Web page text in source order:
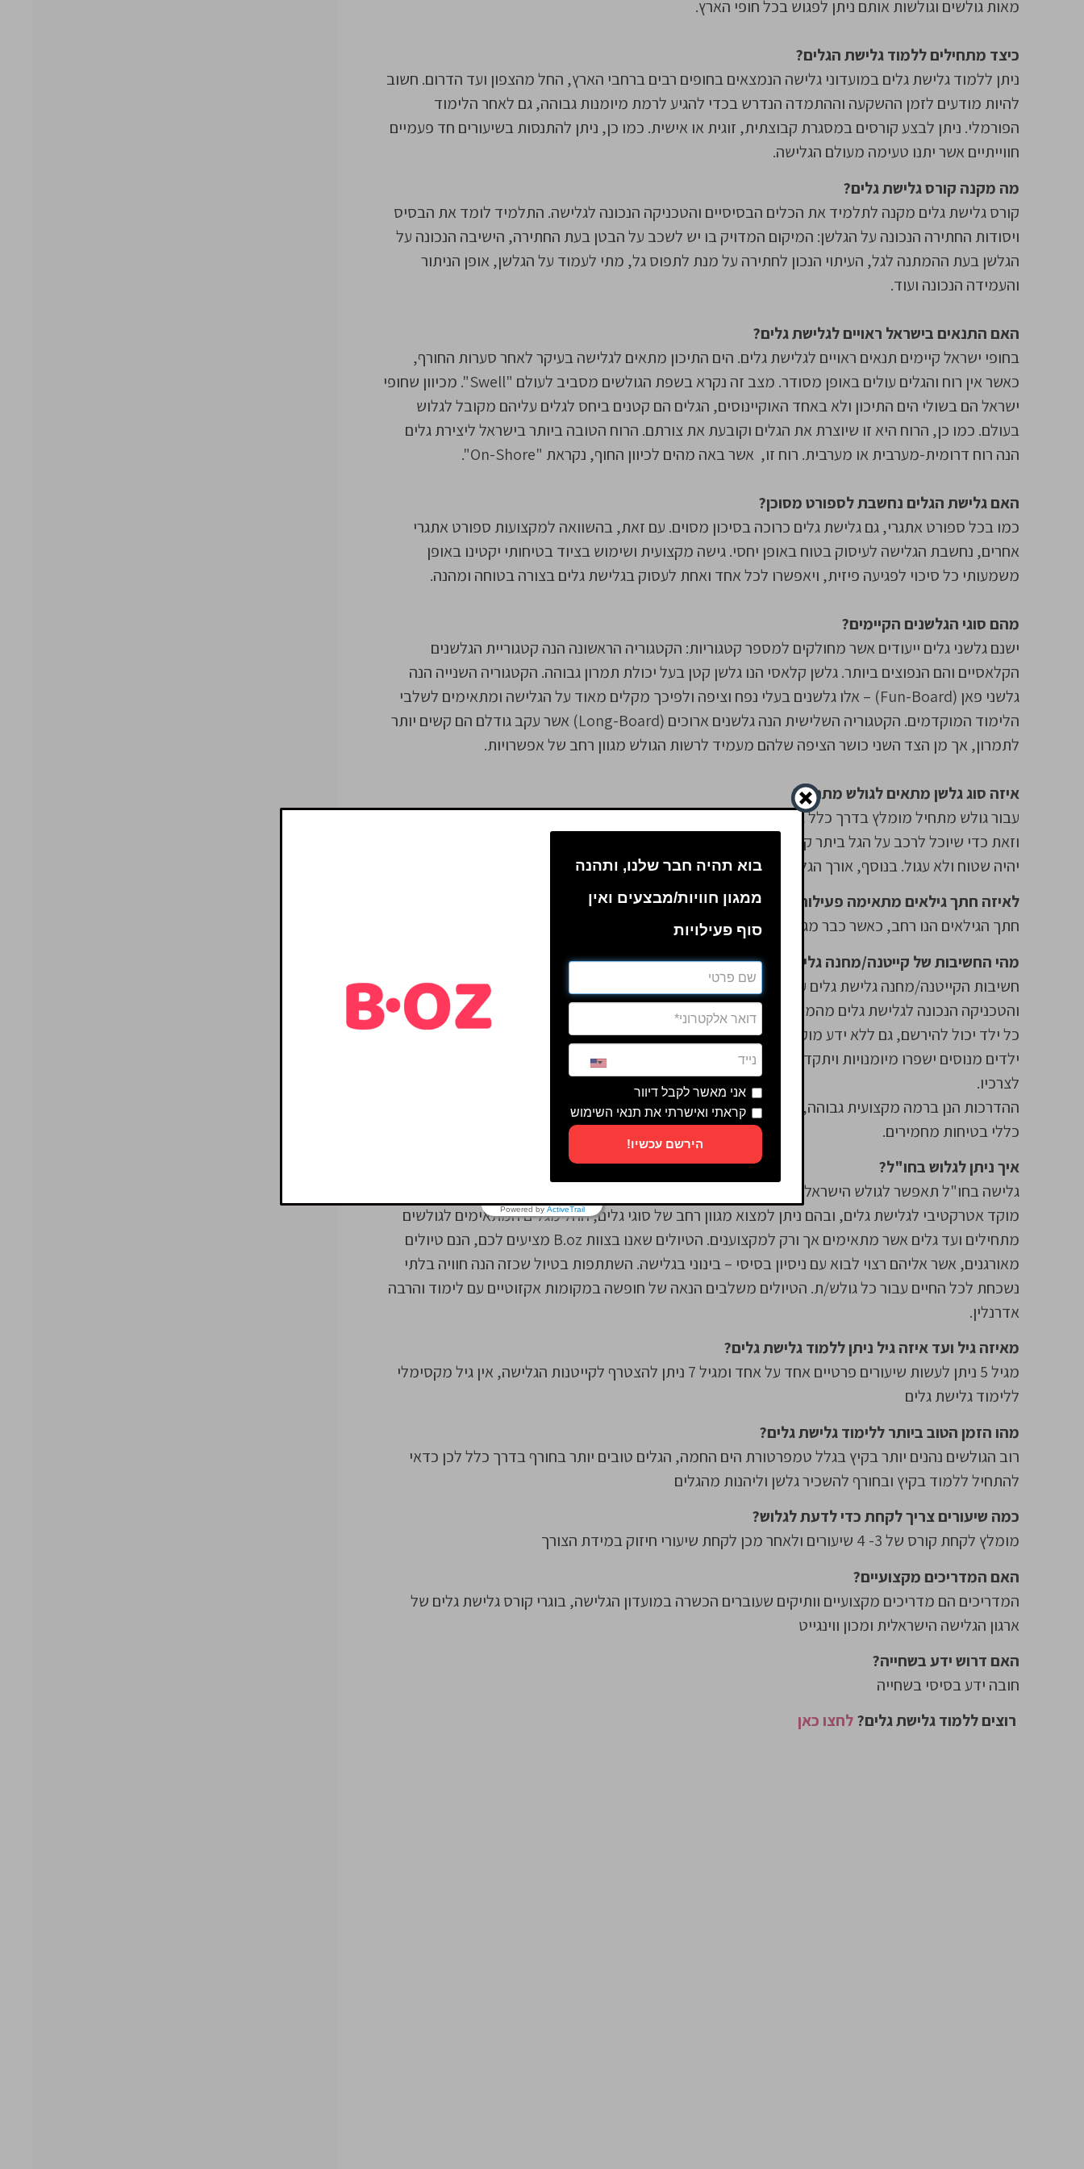
מאות גולשים וגולשות אותם ניתן לפגוש בכל חופי הארץ.
כיצד מתחילים ללמוד גלישת הגלים?
ניתן ללמוד גלישת גלים במועדוני גלישה הנמצאים בחופים רבים ברחבי הארץ, החל מהצפון ועד הדרום. חשוב
להיות מודעים לזמן ההשקעה וההתמדה הנדרש בכדי להגיע לרמת מיומנות גבוהה, גם לאחר הלימוד
הפורמלי. ניתן לבצע קורסים במסגרת קבוצתית, זוגית או אישית. כמו כן, ניתן להתנסות בשיעורים חד פעמיים
חווייתיים אשר יתנו טעימה מעולם הגלישה.
מה מקנה קורס גלישת גלים?
קורס גלישת גלים מקנה לתלמיד את הכלים הבסיסיים והטכניקה הנכונה לגלישה. התלמיד לומד את הבסיס
ויסודות החתירה הנכונה על הגלשן: המיקום המדויק בו יש לשכב על הבטן בעת החתירה, הישיבה הנכונה על
הגלשן בעת ההמתנה לגל, העיתוי הנכון לחתירה על מנת לתפוס גל, מתי לעמוד על הגלשן, אופן הניתור
והעמידה הנכונה ועוד.
האם התנאים בישראל ראויים לגלישת גלים?
בחופי ישראל קיימים תנאים ראויים לגלישת גלים. הים התיכון מתאים לגלישה בעיקר לאחר סערות החורף,
כאשר אין רוח והגלים עולים באופן מסודר. מצב זה נקרא בשפת הגולשים מסביב לעולם "Swell". מכיוון שחופי
ישראל הם בשולי הים התיכון ולא באחד האוקיינוסים, הגלים הם קטנים ביחס לגלים עליהם מקובל לגלוש
בעולם. כמו כן, הרוח היא זו שיוצרת את הגלים וקובעת את צורתם. הרוח הטובה ביותר בישראל ליצירת גלים
הנה רוח דרומית-מערבית או מערבית. רוח זו, אשר באה מהים לכיוון החוף, נקראת "On-Shore".
האם גלישת הגלים נחשבת לספורט מסוכן?
כמו בכל ספורט אתגרי, גם גלישת גלים כרוכה בסיכון מסוים. עם זאת, בהשוואה למקצועות ספורט אתגרי
אחרים, נחשבת הגלישה לעיסוק בטוח באופן יחסי. גישה מקצועית ושימוש בציוד בטיחותי יקטינו באופן
משמעותי כל סיכוי לפגיעה פיזית, ויאפשרו לכל אחד ואחת לעסוק בגלישת גלים בצורה בטוחה ומהנה.
מהם סוגי הגלשנים הקיימים?
ישנם גלשני גלים ייעודים אשר מחולקים למספר קטגוריות: הקטגוריה הראשונה הנה קטגוריית הגלשנים
הקלאסיים והם הנפוצים ביותר. גלשן קלאסי הנו גלשן קטן בעל יכולת תמרון גבוהה. הקטגוריה השנייה הנה
גלשני פאן (Fun-Board) – אלו גלשנים בעלי נפח וציפה ולפיכך מקלים מאוד על הגלישה ומתאימים לשלבי
הלימוד המוקדמים. הקטגוריה השלישית הנה גלשנים ארוכים (Long-Board) אשר עקב גודלם הם קשים יותר
לתמרון, אך מן הצד השני כושר הציפה שלהם מעמיד לרשות הגולש מגוון רחב של אפשרויות.
איזה סוג גלשן מתאים לגולש מתחיל?
עבור גולש מתחיל מומלץ בדרך כלל גלשן פאן בורד – גלשן גדול, בעל שטח רחב, שלא יהיה כבד עבור הגולש,
וזאת כדי שיוכל לרכב על הגל ביתר קלות. עבור שיווי המשקל, חשוב שהמקום עליו הגולש שוכב, באזור הבטן,
יהיה שטוח ולא עגול. בנוסף, אורך הגלשן צריך להוות כ-20 – 30 ס"מ יותר מגובהו של הגולש.
לאיזה חתך גילאים מתאימה פעילות גלישת הגלים?
חתך הגילאים הנו רחב, כאשר כבר מגיל 5 ניתן להתחיל לגלוש. כמובן שנדרש ידע בשחייה.
מהי החשיבות של קייטנה/מחנה גלישת גלים עבור ילדים ונוער?
חשיבות הקייטנה/מחנה גלישת גלים עבור ילדים ונוער הנה רבה מאוד. הילדים מקבלים את הכלים הבסיסיים
והטכניקה הנכונה לגלישת גלים מהמומחים בתחום בישראל, תוך שיפור התנהלותם וביטחונם בסביבה הימית.
כל ילד יכול להירשם, גם ללא ידע מוקדם. מי שזוהי לו ההתנסות הראשונה בגלישה, ילמד את הבסיס, בעוד
ילדים מנוסים ישפרו מיומנויות ויתקדמו על פי רמתם. כל ילד יצוות לקבוצה לפי רמתו ויקבל הדרכה מותאמת
לצרכיו.
ההדרכות הנן ברמה מקצועית גבוהה, תוך שימוש בציוד חדש ומתקדם המותאם אישית לגולש, והקפדה על
כללי בטיחות מחמירים.
איך ניתן לגלוש בחו"ל?
גלישה בחו"ל תאפשר לגולש הישראלי לחוות גלישה אחרת. ישנם מספר יעדי גלישת גלים בעולם אשר מהווים
מוקד אטרקטיבי לגלישת גלים, ובהם ניתן למצוא מגוון רחב של סוגי גלים, החל מגלים המתאימים לגולשים
מתחילים ועד גלים אשר מתאימים אך ורק למקצוענים. הטיולים שאנו בצוות B.oz מציעים לכם, הנם טיולים
מאורגנים, אשר אליהם רצוי לבוא עם ניסיון בסיסי – בינוני בגלישה. השתתפות בטיול שכזה הנה חוויה בלתי
נשכחת לכל החיים עבור כל גולש/ת. הטיולים משלבים הנאה של חופשה במקומות אקזוטיים עם לימוד והרבה
אדרנלין.
מאיזה גיל ועד איזה גיל ניתן ללמוד גלישת גלים?
מגיל 5 ניתן לעשות שיעורים פרטיים אחד על אחד ומגיל 7 ניתן להצטרף לקייטנות הגלישה, אין גיל מקסימלי
ללימוד גלישת גלים
מהו הזמן הטוב ביותר ללימוד גלישת גלים?
רוב הגולשים נהנים יותר בקיץ בגלל טמפרטורת הים החמה, הגלים טובים יותר בחורף בדרך כלל לכן כדאי
להתחיל ללמוד בקיץ ובחורף להשכיר גלשן וליהנות מהגלים
כמה שיעורים צריך לקחת כדי לדעת לגלוש?
מומלץ לקחת קורס של 3- 4 שיעורים ולאחר מכן לקחת שיעורי חיזוק במידת הצורך
האם המדריכים מקצועיים?
המדריכים הם מדריכים מקצועיים וותיקים שעוברים הכשרה במועדון הגלישה, בוגרי קורס גלישת גלים של
ארגון הגלישה הישראלית ומכון ווינגייט
האם דרוש ידע בשחייה?
חובה ידע בסיסי בשחייה
רוצים ללמוד גלישת גלים?לחצו כאן
בוא תהיה חבר שלנו, ותהנה
ממגון חוויות/מבצעים ואין
סוף פעילויות
אני מאשר לקבל דיוור
קראתי ואישרתי את תנאי השימוש
הירשם עכשיו!
Powered by ActiveTrail